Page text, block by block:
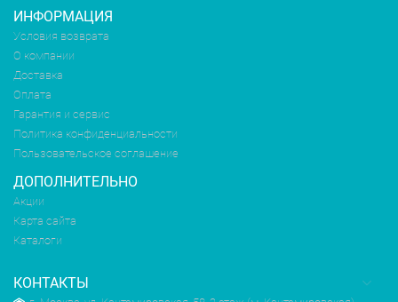
ИНФОРМАЦИЯ
Условия возврата
О компании
Доставка
Оплата
Гарантия и сервис
Политика конфиденциальности
Пользовательское соглашение
ДОПОЛНИТЕЛЬНО
Акции
Карта сайта
Каталоги
КОНТАКТЫ